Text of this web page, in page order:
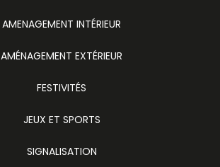
AMENAGEMENT INTÉRIEUR
AMÉNAGEMENT EXTÉRIEUR
FESTIVITÉS
JEUX ET SPORTS
SIGNALISATION